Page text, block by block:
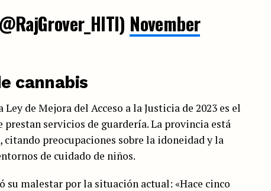
November
cannabis
de Mejora del Acceso a la Justicia de 2023 es el
prestan servicios de guardería. La provincia está
preocupaciones sobre la idoneidad y la
de cuidado de niños.
su malestar por la situación actual: «Hace cinco